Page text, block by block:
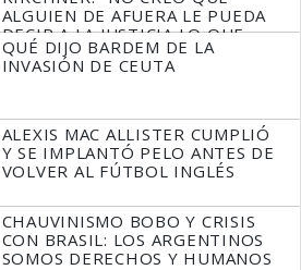
ALGUIEN DE AFUERA LE PUEDA
DECIR A LA JUSTICIA LO QUE
TIENE QUE HACER"
QUÉ DIJO BARDEM DE LA
INVASIÓN DE CEUTA
ALEXIS MAC ALLISTER CUMPLIÓ
Y SE IMPLANTÓ PELO ANTES DE
VOLVER AL FÚTBOL INGLÉS
CHAUVINISMO BOBO Y CRISIS
CON BRASIL: LOS ARGENTINOS
SOMOS DERECHOS Y HUMANOS